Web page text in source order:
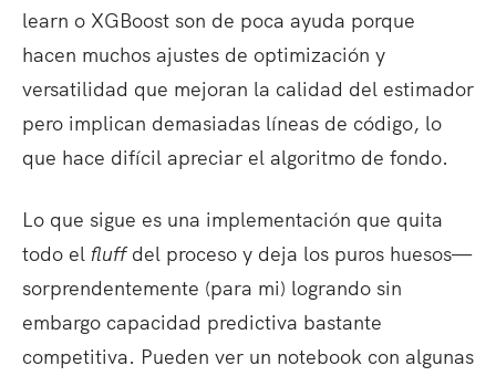
(
x
)
t
f_
(
x
learn o XGBoost son de poca ayuda porque
hacen muchos ajustes de optimización y
versatilidad que mejoran la calidad del estimador
pero implican demasiadas líneas de código, lo
que hace difícil apreciar el algoritmo de fondo.
Lo que sigue es una implementación que quita
todo el fluffdel proceso y deja los puros huesos—
sorprendentemente (para mi) logrando sin
embargo capacidad predictiva bastante
competitiva. Pueden ver un notebook con algunas